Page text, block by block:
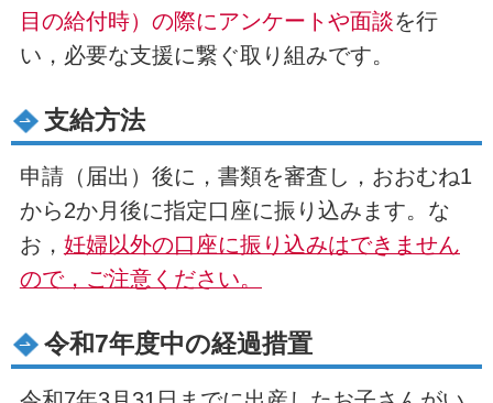
目の給付時）の際にアンケートや面談を行
い，必要な支援に繋ぐ取り組みです。
支給方法
申請（届出）後に，書類を審査し，おおむね1
から2か月後に指定口座に振り込みます。な
お， 妊婦以外の口座に振り込みはできません
ので，ご注意ください。
令和7年度中の経過措置